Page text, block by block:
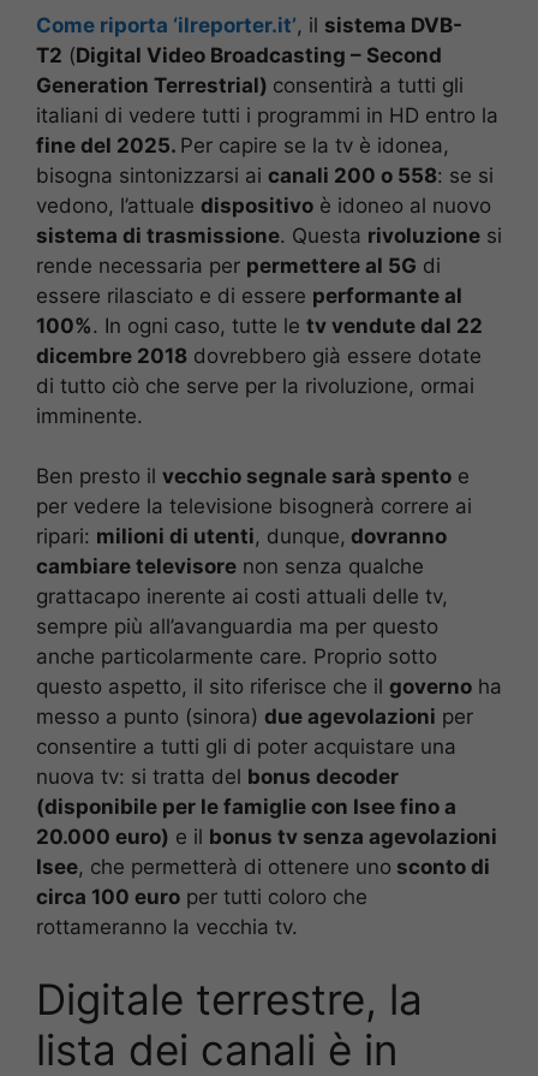
Come riporta ‘ilreporter.it’, il sistema DVB-
T2 (Digital Video Broadcasting – Second
Generation Terrestrial) consentirà a tutti gli
italiani di vedere tutti i programmi in HD entro la
fine del 2025. Per capire se la tv è idonea,
bisogna sintonizzarsi ai canali 200 o 558: se si
vedono, l’attuale dispositivo è idoneo al nuovo
sistema di trasmissione. Questa rivoluzione si
rende necessaria per permettere al 5G di
essere rilasciato e di essere performante al
100%. In ogni caso, tutte le tv vendute dal 22
dicembre 2018 dovrebbero già essere dotate
di tutto ciò che serve per la rivoluzione, ormai
imminente.
Ben presto il vecchio segnale sarà spento e
per vedere la televisione bisognerà correre ai
ripari: milioni di utenti, dunque, dovranno
cambiare televisore non senza qualche
grattacapo inerente ai costi attuali delle tv,
sempre più all’avanguardia ma per questo
anche particolarmente care. Proprio sotto
questo aspetto, il sito riferisce che il governo ha
messo a punto (sinora) due agevolazioni per
consentire a tutti gli di poter acquistare una
nuova tv: si tratta del bonus decoder
(disponibile per le famiglie con Isee fino a
20.000 euro) e il bonus tv senza agevolazioni
Isee, che permetterà di ottenere uno sconto di
circa 100 euro per tutti coloro che
rottameranno la vecchia tv.
Digitale terrestre, la
lista dei canali è in